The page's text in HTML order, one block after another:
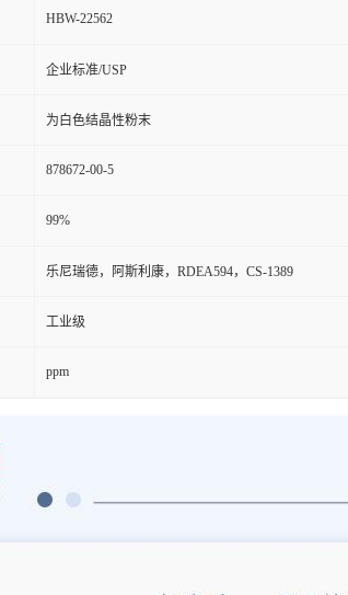
HBW-22562
企业标准/USP
为白色结晶性粉末
878672-00-5
99%
乐尼瑞德，阿斯利康，RDEA594，CS-1389
工业级
ppm